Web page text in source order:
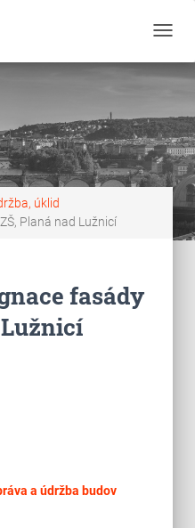
úklid
Planá nad Lužnicí
fasády
a údržba budov